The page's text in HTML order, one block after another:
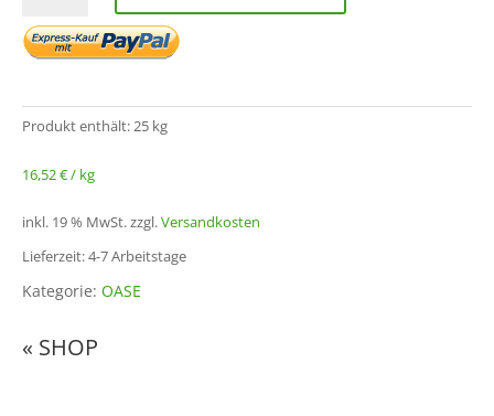
Produkt enthält: 25 kg
16,52€/ kg
inkl. 19 % MwSt.zzgl.Versandkosten
Lieferzeit: 4-7 Arbeitstage
Kategorie: OASE
« SHOP